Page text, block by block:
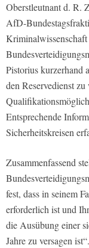
Oberstleutnant d. R.
AfD-
Pistorius kurzerhand
den Reservedienst
Entsprechende
Sicherheitskreisen
Zusammenfassend
fest, dass in seinem
erforderlich ist und
die Ausübung einer
Jahre zu versagen ist“.